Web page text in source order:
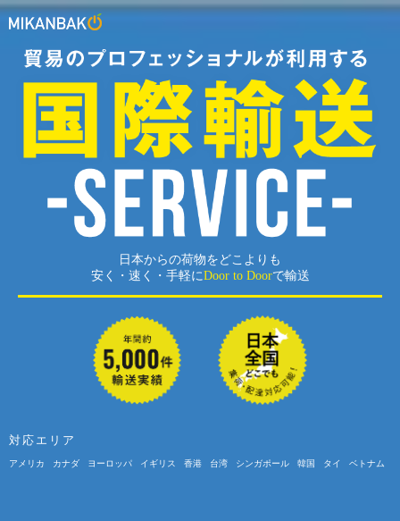
日本からの荷物をどこよりも
安く・速く・手軽にDoor to Doorで輸送
対応エリア
アメリカ カナダ ヨーロッパ イギリス 香港 台湾 シンガポール 韓国 タイ ベトナム